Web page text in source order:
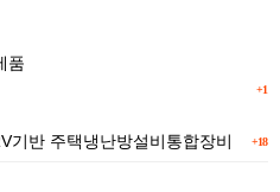
품
+1
+18
기반 주택냉난방설비통합장비